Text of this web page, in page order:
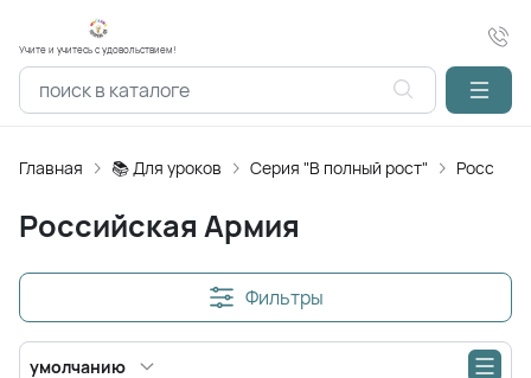
Учите и учитесь с удовольствием!
Главная 📚 Для уроков Серия "В полный рост"
Российская Армия
Фильтры
умолчанию